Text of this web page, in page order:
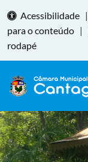
Acessibilidade |
para o conteúdo |
rodapé